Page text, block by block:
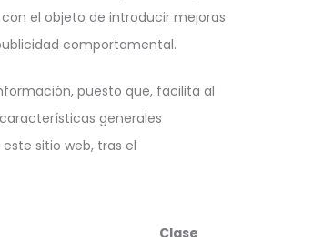
el objeto de introducir mejoras
comportamental.
puesto que, facilita al
generales
sitio web, tras el
Clase